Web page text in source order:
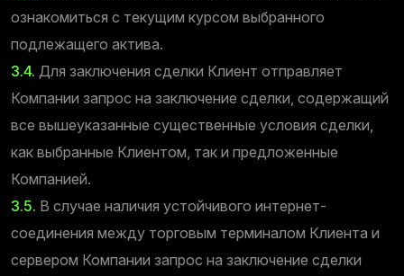
ознакомиться с текущим курсом выбранного
подлежащего актива.
3.4. Для заключения сделки Клиент отправляет
Компании запрос на заключение сделки, содержащий
все вышеуказанные существенные условия сделки,
как выбранные Клиентом, так и предложенные
Компанией.
3.5. В случае наличия устойчивого интернет-
соединения между торговым терминалом Клиента и
сервером Компании запрос на заключение сделки